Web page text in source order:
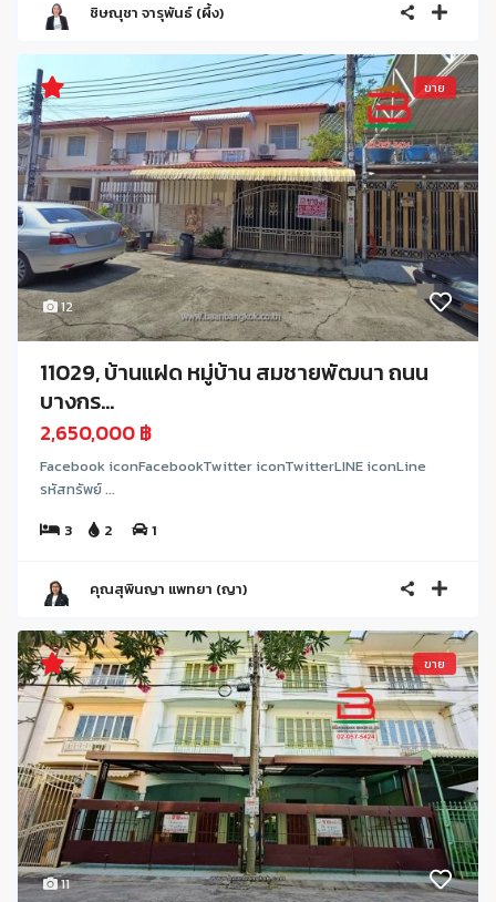
ชิษณุชา จารุพันธ์ (ผึ้ง)
12
ขาย
11029, บ้านแฝด หมู่บ้าน สมชายพัฒนา ถนน
บางกร...
2,650,000 ฿
Facebook iconFacebookTwitter iconTwitterLINE iconLine
รหัสทรัพย์ ...
3
2 1
คุณสุพินญา แพทยา (ญา)
11
ขาย